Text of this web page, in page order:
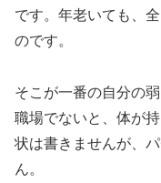
です。年老いても、
のです。
そこが一番の自分の
職場でないと、体が
状は書きませんが、
ん。